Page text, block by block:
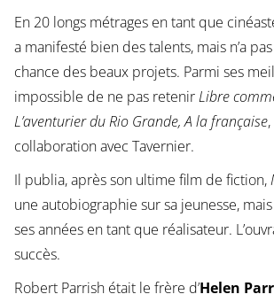
En 20 longs métrages en tant que
a manifesté bien des talents, mais n’a
chance des beaux projets. Parmi ses
impossible de ne pas retenirLibre
L’aventurier du Rio Grande, A la française
collaboration avec Tavernier.
Il publia, après son ultime film de fiction,
une autobiographie sur sa jeunesse,
ses années en tant que réalisateur.
succès.
Robert Parrish était le frère d’Helen